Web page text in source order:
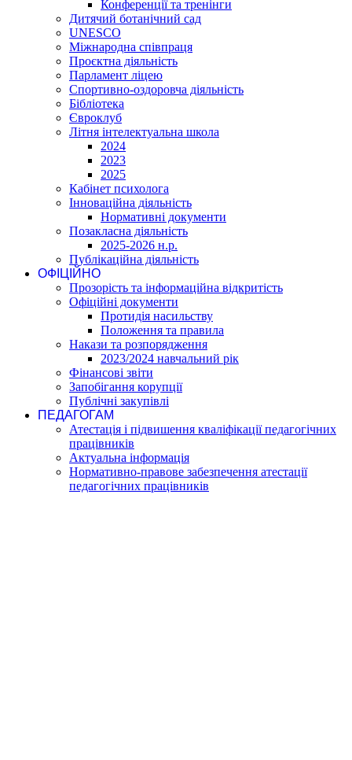
Конференції та тренінги
Дитячий ботанічний сад
UNESCO
Міжнародна співпраця
Проєктна діяльність
Парламент ліцею
Спортивно-оздоровча діяльність
Бібліотека
Євроклуб
Літня інтелектуальна школа
2024
2023
2025
Кабінет психолога
Інноваційна діяльність
Нормативні документи
Позакласна діяльність
2025-2026 н.р.
Публікаційна діяльність
ОФІЦІЙНО
Прозорість та інформаційна відкритість
Офіційні документи
Протидія насильству
Положення та правила
Накази та розпорядження
2023/2024 навчальний рік
Фінансові звіти
Запобігання корупції
Публічні закупівлі
ПЕДАГОГАМ
Атестація і підвишення кваліфікації педагогічних
працівників
Актуальна інформація
Нормативно-правове забезпечення атестації
педагогічних працівників